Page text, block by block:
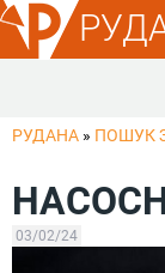
РУДАНА » ПОШУК
03/02/24